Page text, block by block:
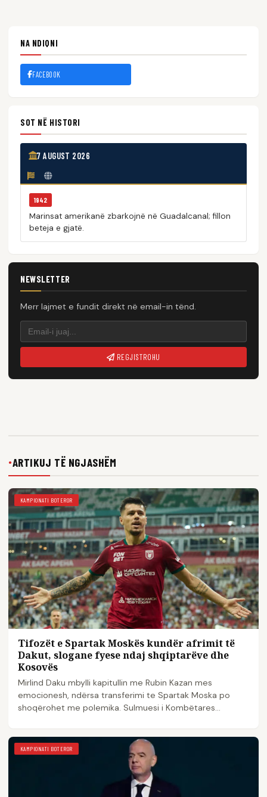
NA NDIQNI
FACEBOOK
SOT NË HISTORI
7 AUGUST 2026
1942
Marinsat amerikanë zbarkojnë në Guadalcanal; fillon
beteja e gjatë.
NEWSLETTER
Merr lajmet e fundit direkt në email-in tënd.
REGJISTROHU
●ARTIKUJ TË NGJASHËM
KAMPIONATI BOTEROR
Tifozët e Spartak Moskës kundër afrimit të
Dakut, slogane fyese ndaj shqiptarëve dhe
Kosovës
Mirlind Daku mbylli kapitullin me Rubin Kazan mes
emocionesh, ndërsa transferimi te Spartak Moska po
shoqërohet me polemika. Sulmuesi i Kombëtares
KAMPIONATI BOTEROR